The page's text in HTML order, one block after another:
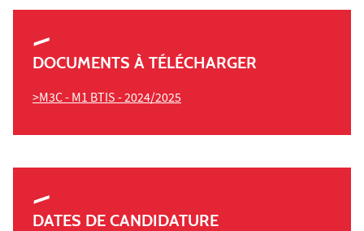
DOCUMENTS À TÉLÉCHARGER
>M3C - M1 BTIS - 2024/2025
DATES DE CANDIDATURE